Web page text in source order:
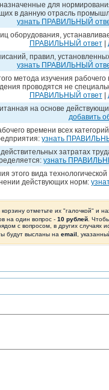
для
в данную отрасль
узнать ПРАВИЛЬНЫЙ
оборудования,
ПРАВИЛЬНЫЙ ответ|
правил,
узнать ПРАВИЛЬНЫЙ
метода изучения
проводятся не
ПРАВИЛЬНЫЙ ответ|
на основе
добавить
времени всех
узнать
затратах
узнать
этого вида
действующих норм:
отметьте их "галочкой" и
на один вопрос - 10 рублей .
с вопросом, в других случаях
будут высланы на email ,